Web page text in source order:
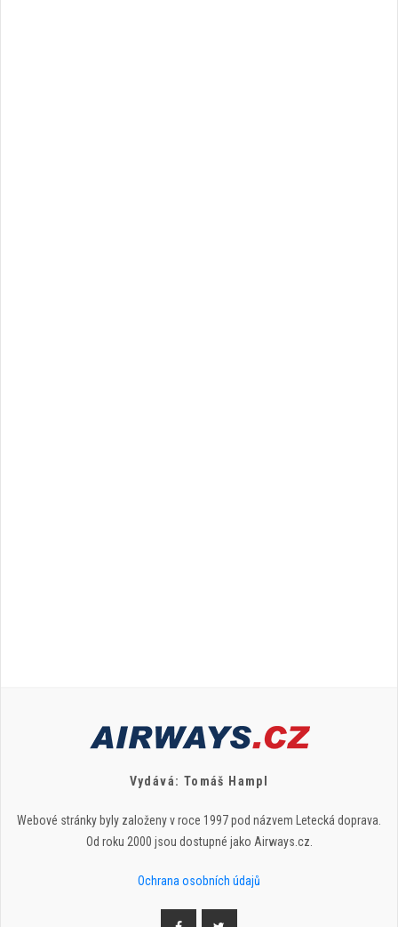
Vydává: Tomáš Hampl
Webové stránky byly založeny v roce 1997 pod názvem Letecká doprava.
Od roku 2000 jsou dostupné jako Airways.cz.
Ochrana osobních údajů